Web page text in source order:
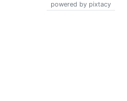
powered by pixtacy